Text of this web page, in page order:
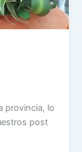
provincia, lo
post